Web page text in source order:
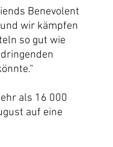
Benevolent
wir kämpfen
so gut wie
als 16 000
auf eine